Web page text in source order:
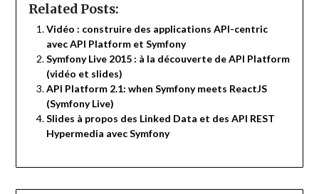
Related Posts:
Vidéo : construire des applications API-centric
avec API Platform et Symfony
Symfony Live 2015 : à la découverte de API Platform
(vidéo et slides)
API Platform 2.1: when Symfony meets ReactJS
(Symfony Live)
Slides à propos des Linked Data et des API REST
Hypermedia avec Symfony